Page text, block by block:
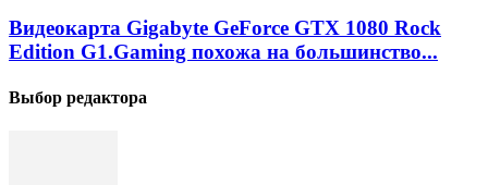
Видеокарта Gigabyte GeForce GTX 1080 Rock
Edition G1.Gaming похожа на большинство...
Выбор редактора